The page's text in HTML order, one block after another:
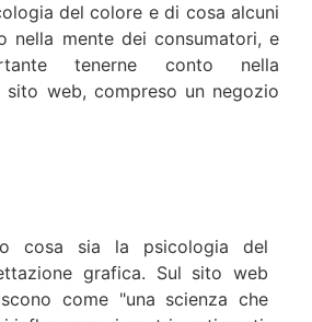
del colore e di cosa alcuni
nella mente dei consumatori, e
tenerne conto nella
web, compreso un negozio
cosa sia la psicologia del
grafica. Sul sito web
come "una scienza che